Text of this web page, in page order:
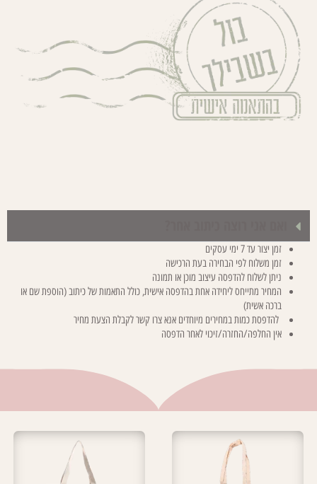
זמן יצור עד 7 ימי עסקים
זמן משלוח לפי הבחירה בעת הרכישה
ניתן לשלוח להדפסה עיצוב מוכן או תמונה
המחיר מתייחס ליחידה אחת בהדפסה אישית, כולל התאמות של כיתוב (הוספת שם או
ברכה אשית)
להדפסת כמות במחירים מיוחדים אנא צרו קשר לקבלת הצעת מחיר
אין החלפה/החזרה/זיכוי לאחר הדפסה